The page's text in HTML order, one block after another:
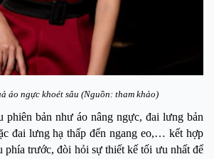
áo ngực khoét sâu (Nguồn: tham khảo)
phiên bản như áo nâng ngực, đai lưng bản
đai lưng hạ thấp đến ngang eo,… kết hợp
phía trước, đòi hỏi sự thiết kế tối ưu nhất để